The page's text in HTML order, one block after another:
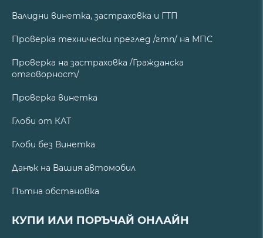
Валидни винетка, застраховка и ГТП
Проверка технически преглед /гтп/ на МПС
Проверка на застраховка /Гражданска
отговорност/
Проверка винетка
Глоби от КАТ
Глоби без Винетка
Данък на Вашия автомобил
Пътна обстановка
КУПИ ИЛИ ПОРЪЧАЙ ОНЛАЙН